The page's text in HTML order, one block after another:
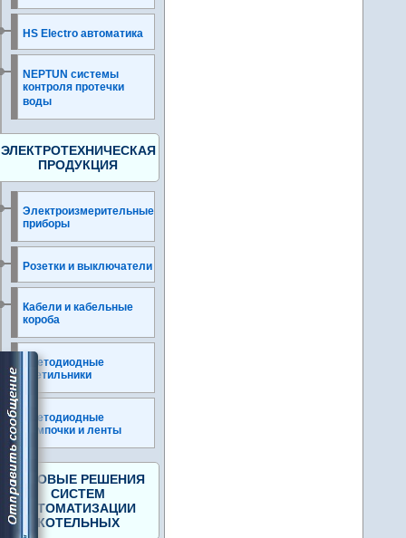
HS Electro автоматика
NEPTUN системы
контроля протечки
воды
ЭЛЕКТРОТЕХНИЧЕСКАЯ
ПРОДУКЦИЯ
Электроизмерительные
приборы
Розетки и выключатели
Кабели и кабельные
короба
Светодиодные
светильники
Светодиодные
лампочки и ленты
ГОТОВЫЕ РЕШЕНИЯ
СИСТЕМ
АВТОМАТИЗАЦИИ
КОТЕЛЬНЫХ